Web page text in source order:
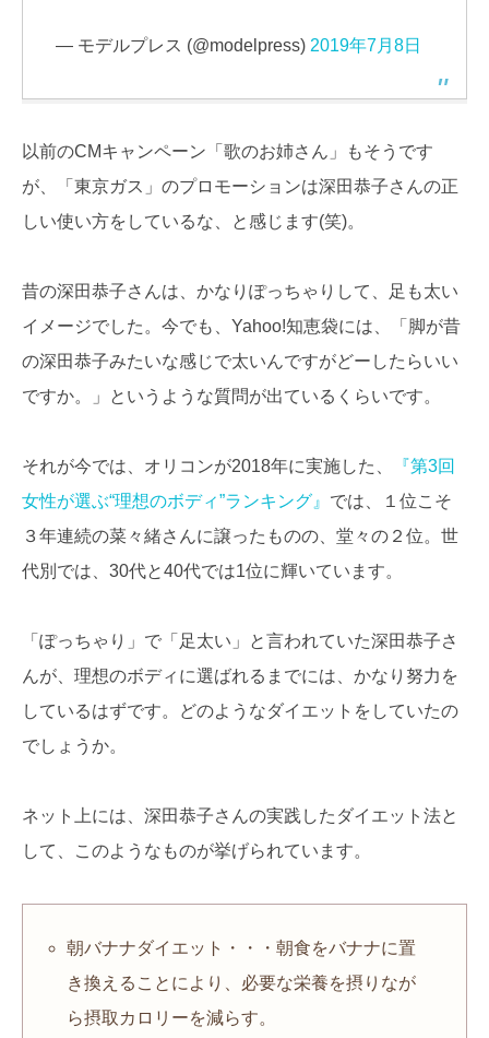
— モデルプレス (@modelpress) 2019年7月8日
以前のCMキャンペーン「歌のお姉さん」もそうです
が、「東京ガス」のプロモーションは深田恭子さんの正
しい使い方をしているな、と感じます(笑)。
昔の深田恭子さんは、かなりぽっちゃりして、足も太い
イメージでした。今でも、Yahoo!知恵袋には、「脚が昔
の深田恭子みたいな感じで太いんですがどーしたらいい
ですか。」というような質問が出ているくらいです。
それが今では、オリコンが2018年に実施した、
『第3回
女性が選ぶ“理想のボディ”ランキング』 では、１位こそ
３年連続の菜々緒さんに譲ったものの、堂々の２位。世
代別では、30代と40代では1位に輝いています。
「ぽっちゃり」で「足太い」と言われていた深田恭子さ
んが、理想のボディに選ばれるまでには、かなり努力を
しているはずです。どのようなダイエットをしていたの
でしょうか。
ネット上には、深田恭子さんの実践したダイエット法と
して、このようなものが挙げられています。
朝バナナダイエット・・・朝食をバナナに置
き換えることにより、必要な栄養を摂りなが
ら摂取カロリーを減らす。